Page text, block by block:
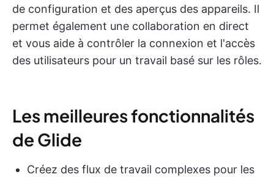
de configuration et des aperçus des appareils. Il
permet également une collaboration en direct
et vous aide à contrôler la connexion et l'accès
des utilisateurs pour un travail basé sur les rôles.
Les meilleures fonctionnalités
de Glide
Créez des flux de travail complexes pour les